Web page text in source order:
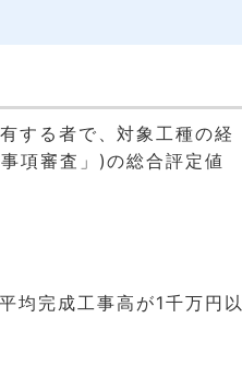
する者で、対象工種の経
項審査」)の総合評定値
均完成工事高が1千万円以